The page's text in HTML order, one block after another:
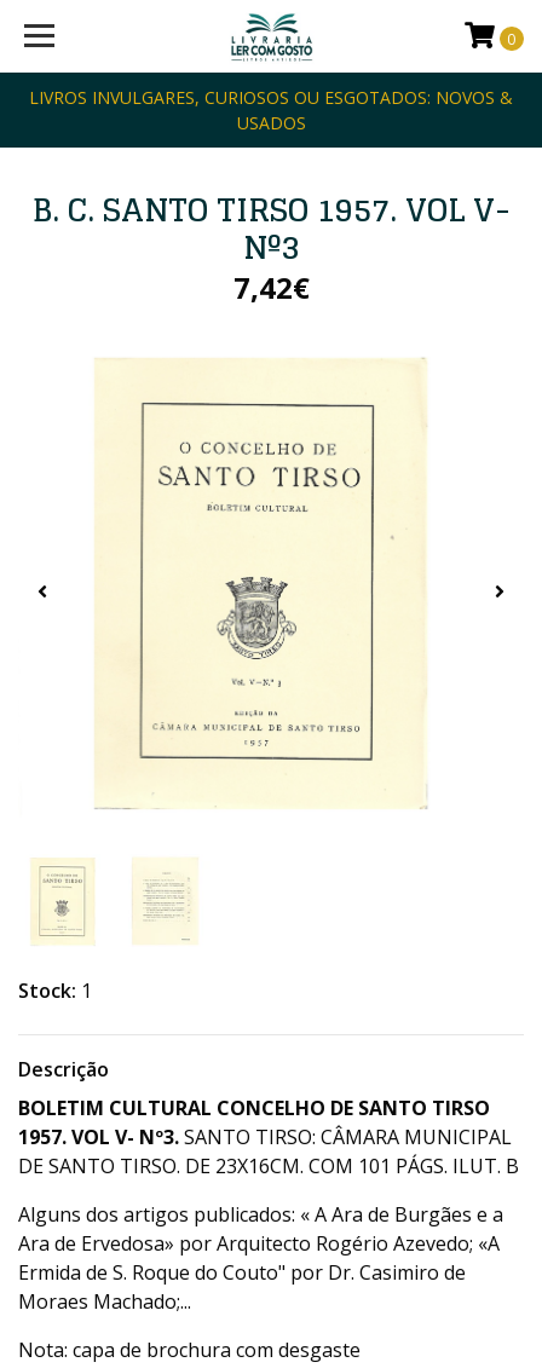
LIVROS INVULGARES, CURIOSOS OU ESGOTADOS: NOVOS &
USADOS
0
B. C. SANTO TIRSO 1957. VOL V-
Nº3
7,42€
Stock: 1
Descrição
BOLETIM CULTURAL CONCELHO DE SANTO TIRSO
1957. VOL V- Nº3.SANTO TIRSO: CÂMARA MUNICIPAL
DE SANTO TIRSO. DE 23X16CM. COM 101 PÁGS. ILUT. B
Alguns dos artigos publicados: « A Ara de Burgães e a
Ara de Ervedosa» por Arquitecto Rogério Azevedo; «A
Ermida de S. Roque do Couto" por Dr. Casimiro de
Moraes Machado;...
Nota: capa de brochura com desgaste